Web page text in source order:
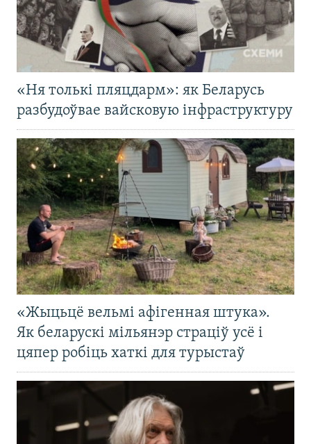
«Ня толькі пляцдарм»: як Беларусь
разбудоўвае вайсковую інфраструктуру
«Жыцьцё вельмі афігенная штука».
Як беларускі мільянэр страціў усё і
цяпер робіць хаткі для турыстаў